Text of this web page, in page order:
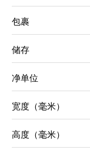
包裹
储存
净单位
宽度（毫米）
高度（毫米）